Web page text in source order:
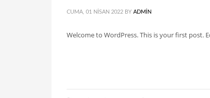
CUMA, 01 NISAN 2022 BY ADMIN
Welcome to WordPress. This is your first post.